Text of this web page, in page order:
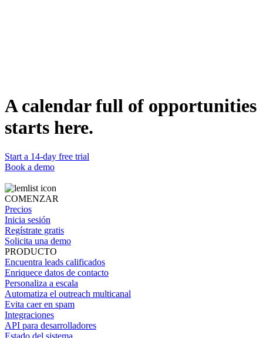
A calendar full of opportunities
starts here.
Start a 14-day free trial
Book a demo
COMENZAR
Precios
Inicia sesión
Regístrate gratis
Solicita una demo
PRODUCTO
Encuentra leads calificados
Enriquece datos de contacto
Personaliza a escala
Automatiza el outreach multicanal
Evita caer en spam
Integraciones
API para desarrolladores
Estado del sistema